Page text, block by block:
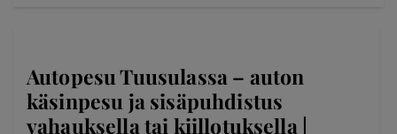
Autopesu Tuusulassa – auton
käsinpesu ja sisäpuhdistus
vahauksella tai kiillotuksella |